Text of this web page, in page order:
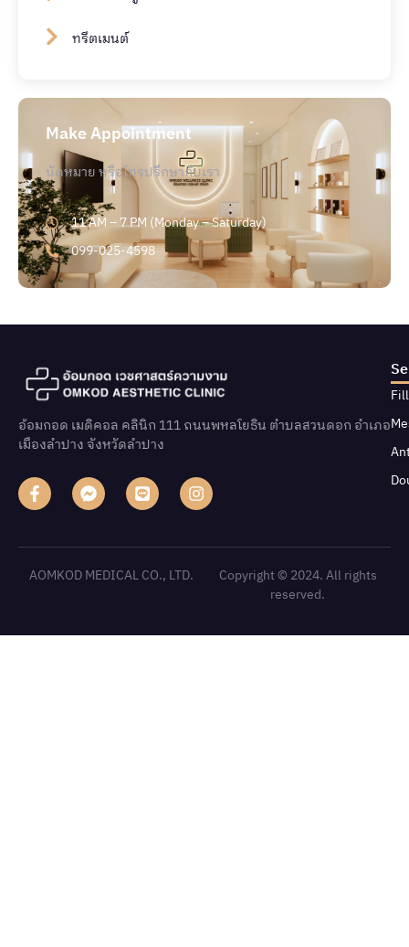
ทรีตเมนต์
Make Appointment
นัดหมาย หรือโทรปรึกษากับเรา
11 AM – 7 PM (Monday – Saturday)
099-025-4598
อ้อมกอด เมดิคอล คลินิก 111 ถนนพหลโยธิน ตําบลสวนดอก อําเภอ
เมืองลําปาง จังหวัดลําปาง
AOMKOD MEDICAL CO., LTD.
Copyright © 2024. All rights
reserved.